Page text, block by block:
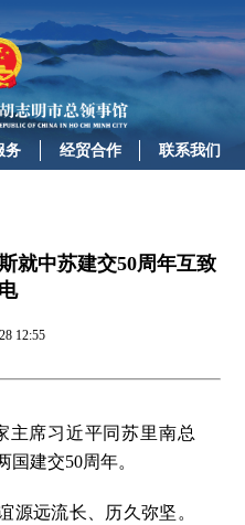
务 经贸合作 联系我们
就中苏建交50周年互致
12:55
主席习近平同苏里南总
建交50周年。
源远流长、历久弥坚。